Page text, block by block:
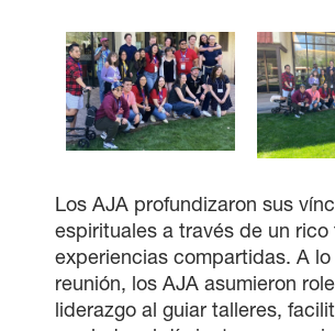
Los AJA profundizaron sus
espirituales a través de un
experiencias compartidas. A
reunión, los AJA asumieron
liderazgo al guiar talleres,